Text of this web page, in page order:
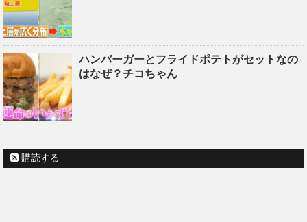
ハンバーガーとフライドポテトがセットなの
はなぜ？チコちゃん
購読する